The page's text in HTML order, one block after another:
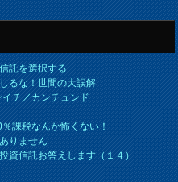
託を選択する
るな！世間の大誤解
チ／カンチュンド
課税なんか怖くない！
りません
資信託お答えします（１４）